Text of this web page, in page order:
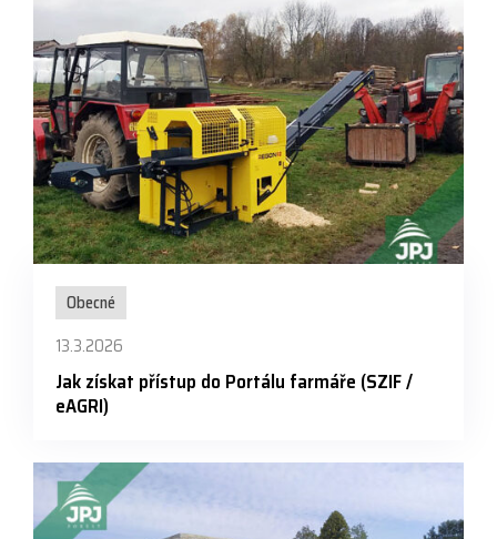
Obecné
13.3.2026
Jak získat přístup do Portálu farmáře (SZIF /
eAGRI)